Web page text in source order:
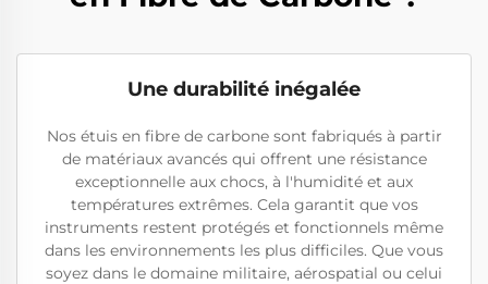
Une durabilité inégalée
Nos étuis en fibre de carbone sont fabriqués à partir
de matériaux avancés qui offrent une résistance
exceptionnelle aux chocs, à l'humidité et aux
températures extrêmes. Cela garantit que vos
instruments restent protégés et fonctionnels même
dans les environnements les plus difficiles. Que vous
soyez dans le domaine militaire, aérospatial ou celui